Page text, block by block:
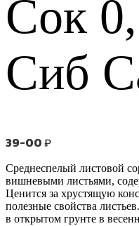
Сок
Сиб
39-00₽
Среднеспелый листовой
вишневыми листьями,
Ценится за хрустящую
полезные свойства
в открытом грунте в